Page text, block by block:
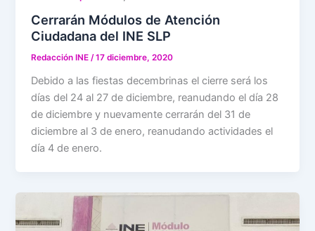
Cerrarán Módulos de Atención
Ciudadana del INE SLP
Redacción INE/17 diciembre, 2020
Debido a las fiestas decembrinas el cierre será los
días del 24 al 27 de diciembre, reanudando el día 28
de diciembre y nuevamente cerrarán del 31 de
diciembre al 3 de enero, reanudando actividades el
día 4 de enero.